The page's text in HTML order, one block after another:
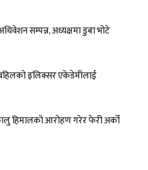
सम्पन्न, अध्यक्षमा डुबा भोटे
इलिक्सर एकेडेमीलाई
हिमालको आरोहण गरेर फेरी अर्को